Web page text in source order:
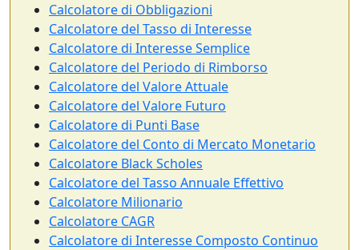
Calcolatore di Obbligazioni
Calcolatore del Tasso di Interesse
Calcolatore di Interesse Semplice
Calcolatore del Periodo di Rimborso
Calcolatore del Valore Attuale
Calcolatore del Valore Futuro
Calcolatore di Punti Base
Calcolatore del Conto di Mercato Monetario
Calcolatore Black Scholes
Calcolatore del Tasso Annuale Effettivo
Calcolatore Milionario
Calcolatore CAGR
Calcolatore di Interesse Composto Continuo